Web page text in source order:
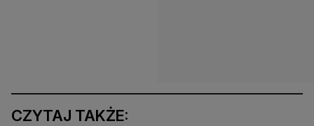
CZYTAJ TAKŻE: